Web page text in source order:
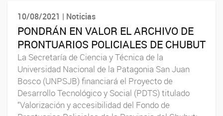
10/08/2021 | Noticias
PONDRÁN EN VALOR EL ARCHIVO DE
PRONTUARIOS POLICIALES DE CHUBUT
La Secretaría de Ciencia y Técnica de la
Universidad Nacional de la Patagonia San Juan
Bosco (UNPSJB) financiará el Proyecto de
Desarrollo Tecnológico y Social (PDTS) titulado
“Valorización y accesibilidad del Fondo de